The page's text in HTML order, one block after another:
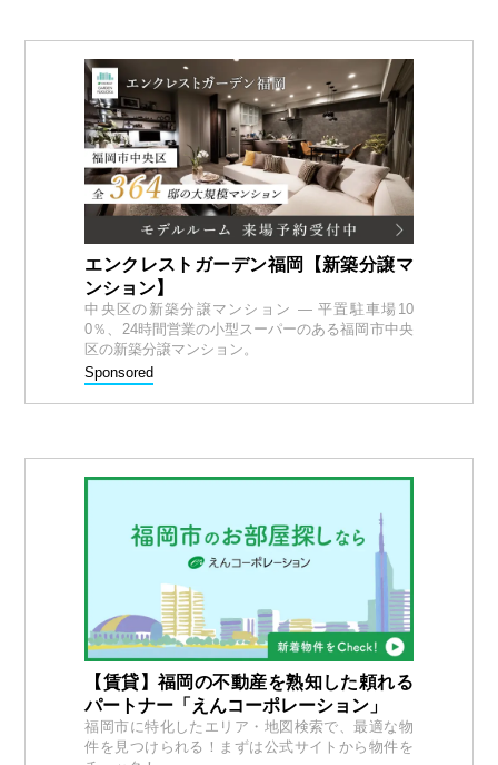
エンクレストガーデン福岡【新築分譲マ
ンション】
中央区の新築分譲マンション — 平置駐車場10
0％、24時間営業の小型スーパーのある福岡市中央
区の新築分譲マンション。
Sponsored
【賃貸】福岡の不動産を熟知した頼れる
パートナー「えんコーポレーション」
福岡市に特化したエリア・地図検索で、最適な物
件を見つけられる！まずは公式サイトから物件を